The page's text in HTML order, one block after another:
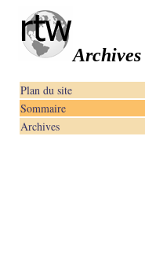
Archives
Plan du site
Sommaire
Archives